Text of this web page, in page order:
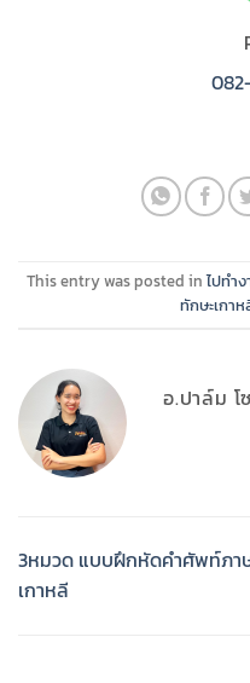
This entry was posted inไปทำ
ทักษะเกาห
อ.ปาล์ม โ
3หมวด แบบฝึกหัดคำศัพท์ภา
เกาหลี